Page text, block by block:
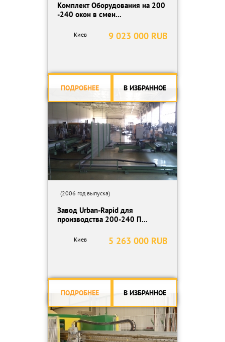
Комплект Оборудования на 200
-240 окон в смен...
9 023 000 RUB
Киев
ПОДРОБНЕЕ В ИЗБРАННОЕ
(2006 год выпуска)
Завод Urban-Rapid для
производства 200-240 П...
5 263 000 RUB
Киев
ПОДРОБНЕЕ В ИЗБРАННОЕ